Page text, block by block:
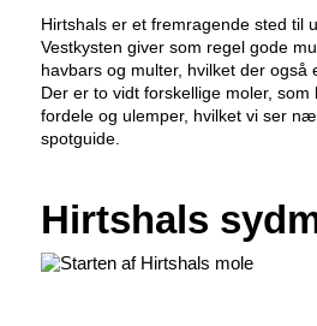
Hirtshals er et fremragende sted til
Vestkysten giver som regel gode
havbars og multer, hvilket der også
Der er to vidt forskellige moler,
fordele og ulemper, hvilket vi ser
spotguide.
Hirtshals